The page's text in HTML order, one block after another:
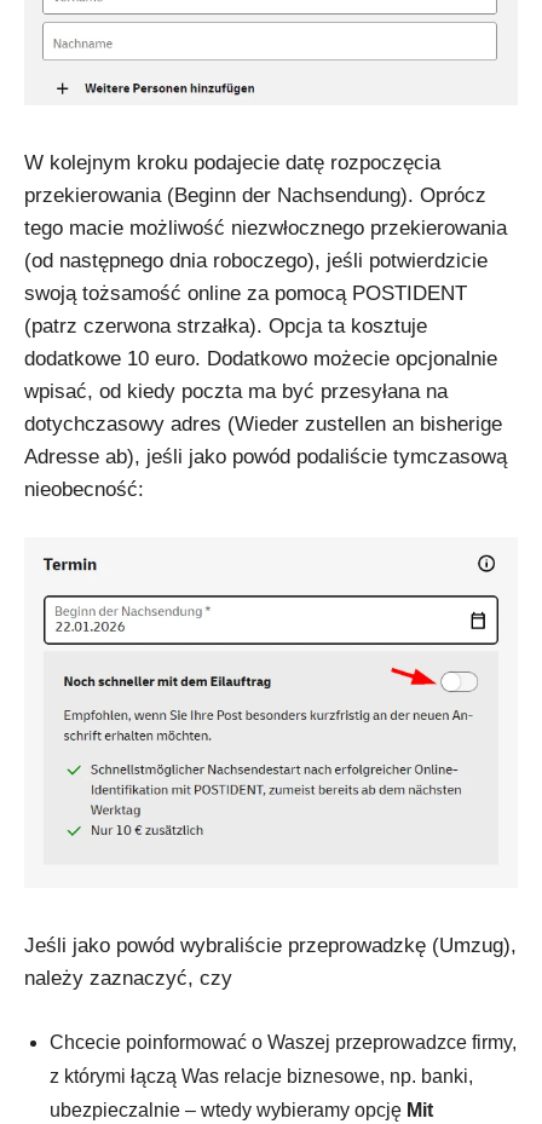
W kolejnym kroku podajecie datę rozpoczęcia
przekierowania (Beginn der Nachsendung). Oprócz
tego macie możliwość niezwłocznego przekierowania
(od następnego dnia roboczego), jeśli potwierdzicie
swoją tożsamość online za pomocą POSTIDENT
(patrz czerwona strzałka). Opcja ta kosztuje
dodatkowe 10 euro. Dodatkowo możecie opcjonalnie
wpisać, od kiedy poczta ma być przesyłana na
dotychczasowy adres (Wieder zustellen an bisherige
Adresse ab), jeśli jako powód podaliście tymczasową
nieobecność:
Jeśli jako powód wybraliście przeprowadzkę (Umzug),
należy zaznaczyć, czy
Chcecie poinformować o Waszej przeprowadzce firmy,
z którymi łączą Was relacje biznesowe, np. banki,
ubezpieczalnie – wtedy wybieramy opcję Mit